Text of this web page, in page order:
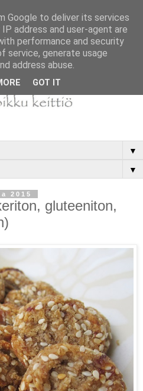
▼
▼
2015
gluteeniton,
Google to deliver its services
address and user-agent are
performance and security
service, generate usage
address abuse.
GOT IT